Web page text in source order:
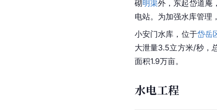
砌明渠外，东起岱道庵
电站。为加强水库管理
小安门水库，位于岱岳
大泄量3.5立方米/秒，
面积1.9万亩。
水电工程